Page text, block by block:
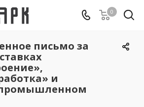
0
письмо за
и